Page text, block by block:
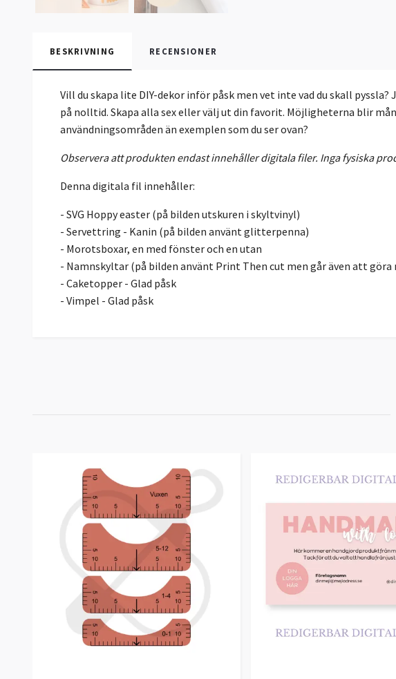
BESKRIVNING RECENSIONER
Vill du skapa lite DIY-dekor inför påsk men vet inte vad du skall
på nolltid. Skapa alla sex eller välj ut din favorit. Möjligheterna blir
användningsområden än exemplen som du ser ovan?
Observera att produkten endast innehåller digitala filer. Inga fysiska
Denna digitala fil innehåller:
- SVG Hoppy easter (på bilden utskuren i skyltvinyl)
- Servettring - Kanin (på bilden använt glitterpenna)
- Morotsboxar, en med fönster och en utan
- Namnskyltar (på bilden använt Print Then cut men går även att göra
- Caketopper - Glad påsk
- Vimpel - Glad påsk